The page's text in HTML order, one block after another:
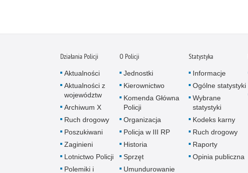
Działania Policji
Aktualności
Aktualności z
województw
Archiwum X
Ruch drogowy
Poszukiwani
Zaginieni
Lotnictwo Policji
Polemiki i
O Policji
Jednostki
Kierownictwo
Komenda Główna
Policji
Organizacja
Policja w III RP
Historia
Sprzęt
Umundurowanie
Statystyka
Informacje
Ogólne statystyki
Wybrane
statystyki
Kodeks karny
Ruch drogowy
Raporty
Opinia publiczna